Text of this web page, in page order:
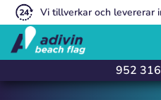
Vi tillverkar och levererar
952